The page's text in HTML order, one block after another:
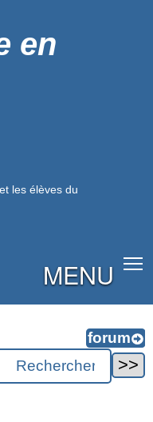
en
les élèves du
MENU